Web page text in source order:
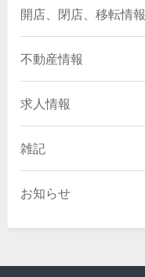
開店、閉店、移転情報
不動産情報
求人情報
雑記
お知らせ